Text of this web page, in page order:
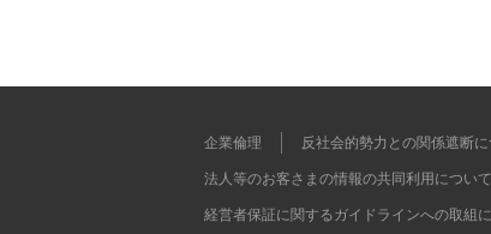
企業倫理 反社会的勢力との関係遮断
法人等のお客さまの情報の共同利用について
経営者保証に関するガイドラインへの取組